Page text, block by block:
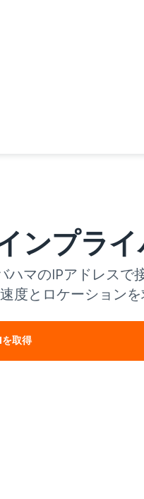
ンプライ
マのIPアドレス
度とロケーション
取得